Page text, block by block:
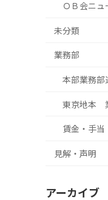
ＯＢ会ニュ
未分類
業務部
本部業務部
東京地本
賃金・手当
見解・声明
アーカイブ